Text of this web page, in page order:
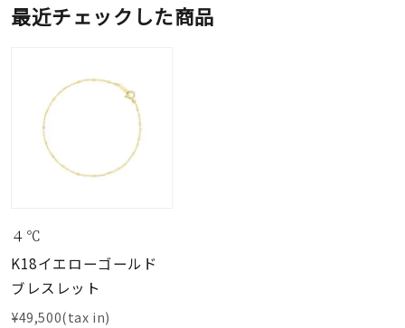
最近チェックした商品
４℃
K18イエローゴールド
ブレスレット
¥49,500(tax in)